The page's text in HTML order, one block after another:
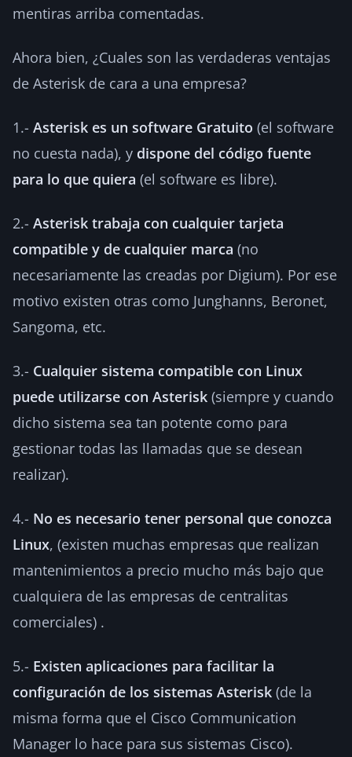
mentiras arriba comentadas.
Ahora bien, ¿Cuales son las verdaderas ventajas
de Asterisk de cara a una empresa?
1.- Asterisk es un software Gratuito (el software
no cuesta nada), y dispone del código fuente
para lo que quiera (el software es libre).
2.- Asterisk trabaja con cualquier tarjeta
compatible y de cualquier marca (no
necesariamente las creadas por Digium). Por ese
motivo existen otras como Junghanns, Beronet,
Sangoma, etc.
3.- Cualquier sistema compatible con Linux
puede utilizarse con Asterisk (siempre y cuando
dicho sistema sea tan potente como para
gestionar todas las llamadas que se desean
realizar).
4.- No es necesario tener personal que conozca
Linux, (existen muchas empresas que realizan
mantenimientos a precio mucho más bajo que
cualquiera de las empresas de centralitas
comerciales) .
5.- Existen aplicaciones para facilitar la
configuración de los sistemas Asterisk (de la
misma forma que el Cisco Communication
Manager lo hace para sus sistemas Cisco).